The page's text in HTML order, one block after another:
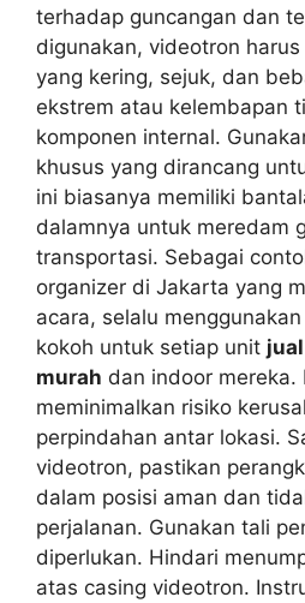
terhadap guncangan dan
digunakan, videotron
yang kering, sejuk, dan
ekstrem atau kelembapan
komponen internal.
khusus yang dirancang
ini biasanya memiliki
dalamnya untuk meredam
transportasi. Sebagai
organizer di Jakarta yang
acara, selalu
kokoh untuk setiap unit
murah dan indoor mereka.
meminimalkan risiko
perpindahan antar lokasi.
videotron, pastikan
dalam posisi aman dan
perjalanan. Gunakan tali
diperlukan. Hindari
atas casing videotron.